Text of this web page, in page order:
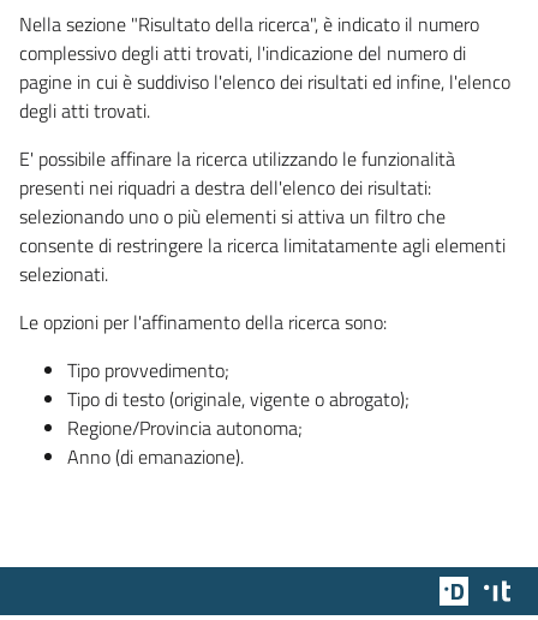
Nella sezione "Risultato della ricerca", è indicato il numero
complessivo degli atti trovati, l'indicazione del numero di
pagine in cui è suddiviso l'elenco dei risultati ed infine, l'elenco
degli atti trovati.
E' possibile affinare la ricerca utilizzando le funzionalità
presenti nei riquadri a destra dell'elenco dei risultati:
selezionando uno o più elementi si attiva un filtro che
consente di restringere la ricerca limitatamente agli elementi
selezionati.
Le opzioni per l'affinamento della ricerca sono:
Tipo provvedimento;
Tipo di testo (originale, vigente o abrogato);
Regione/Provincia autonoma;
Anno (di emanazione).
Team